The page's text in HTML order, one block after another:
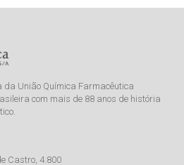
da União Química Farmacêutica
com mais de 88 anos de história
Castro, 4.800